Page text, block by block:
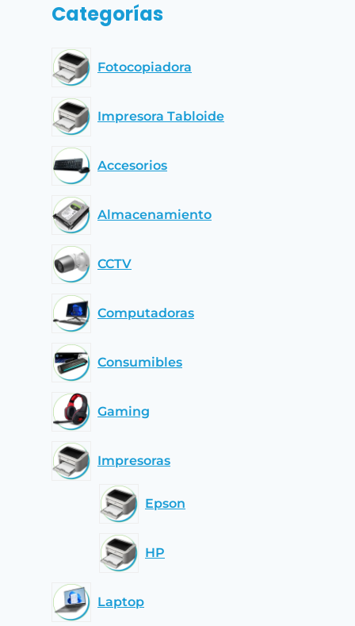
Categorías
Fotocopiadora
Impresora Tabloide
Accesorios
Almacenamiento
CCTV
Computadoras
Consumibles
Gaming
Impresoras
Epson
HP
Laptop